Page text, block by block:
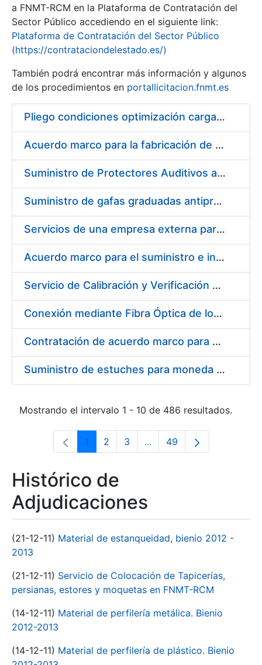
a FNMT-RCM en la Plataforma de Contratación del
Sector Público accediendo en el siguiente link:
Plataforma de Contratación del Sector Público
(https://contrataciondelestado.es/)
También podrá encontrar más información y algunos
de los procedimientos en portallicitacion.fnmt.es
Pliego condiciones optimización cargas compras firmado
Acuerdo marco para la fabricación de piezas
Suministro de Protectores Auditivos a medida para las personas trabajadoras de los Centros de Trabajo de Madrid y Burgos
Suministro de gafas graduadas antiproyecciones para los trabajadores de la FNMT-RCM en los centros de trabajo de Madrid y Burgos
Servicios de una empresa externa para el asesoramiento y resolución de los recursos de alzada que se presentan relacionados con procesos de selección para la FNMT-RCM
Acuerdo marco para el suministro e instalación de persianas, estores y otros complementos
Servicio de Calibración y Verificación Externa de los Equipos de Medición del Servicio de Prevención de la FNMT-RCM
Conexión mediante Fibra Óptica de los Centros de Proceso de Datos (CPDs) de las sedes de la FNMT-RCM de Burgos y Madrid
Contratación de acuerdo marco para el Suministro de Material de Electricidad para la Fábrica Nacional de Moneda y Timbre-Real Casa de la Moneda en su centro de trabajo de Burgos
Suministro de estuches para moneda de 30 €
Mostrando el intervalo 1 - 10 de 486 resultados.
Página
1 Página
2 Página
3 ...Páginas intermedias Use
Página
49
Histórico de
Adjudicaciones
(21-12-11) Material de estanqueidad, bienio 2012 -
2013
(21-12-11) Servicio de Colocación de Tapicerías,
persianas, estores y moquetas en FNMT-RCM
(14-12-11) Material de perfilería metálica. Bienio
2012-2013
(14-12-11) Material de perfilería de plástico. Bienio